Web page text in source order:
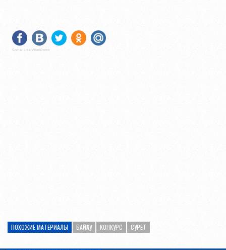
Social Like WordPress
ПОХОЖИЕ МАТЕРИАЛЫ БАЙҚАУ КОНКУРС СУРЕТ